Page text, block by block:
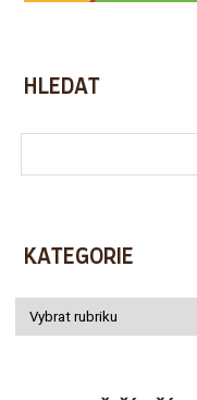
HLEDAT
KATEGORIE